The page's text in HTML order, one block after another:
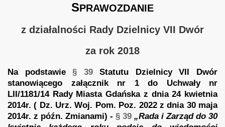
SPRAWOZDANIE
z działalności Rady Dzielnicy VII Dwór
za rok 2018
Na podstawie§ 39Statutu Dzielnicy VII Dwór
stanowiącego załącznik nr 1 do Uchwały nr
LII/1181/14 Rady Miasta Gdańska z dnia 24 kwietnia
2014r. ( Dz. Urz. Woj. Pom. Poz. 2022 z dnia 30 maja
2014r. z późn. Zmianami) - § 39 „Rada i Zarząd do 30